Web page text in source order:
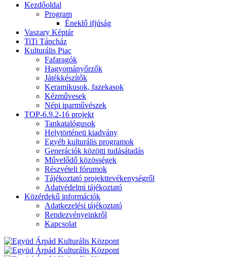
Kezdőoldal
Program
Éneklő ifjúság
Vaszary Képtár
TiTi Táncház
Kulturális Piac
Fafaragók
Hagyományőrzők
Játékkészítők
Keramikusok, fazekasok
Kézművesek
Népi iparművészek
TOP-6.9.2-16 projekt
Tankatalógusok
Helytörténeti kiadvány
Egyéb kulturális programok
Generációk közötti tudásátadás
Művelődő közösségek
Részvételi fórumok
Tájékoztató projekttevékenységről
Adatvédelmi tájékoztató
Közérdekű információk
Adatkezelési tájékoztató
Rendezvényeinkről
Kapcsolat